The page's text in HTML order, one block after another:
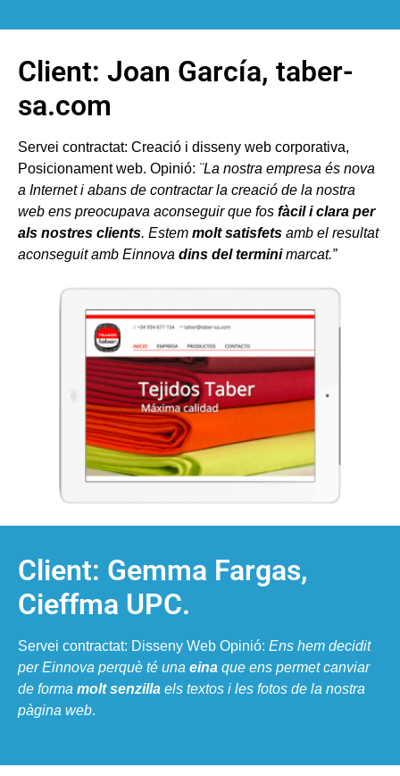
Client: Joan García, taber-
sa.com
Servei contractat: Creació i disseny web corporativa,
Posicionament web. Opinió: ¨La nostra empresa és nova
a Internet i abans de contractar la creació de la nostra
web ens preocupava aconseguir que fos fàcil i clara per
als nostres clients. Estem molt satisfets amb el resultat
aconseguit amb Einnova dins del terminimarcat.”
Client: Gemma Fargas,
Cieffma UPC.
Servei contractat: Disseny Web Opinió: Ens hem decidit
per Einnova perquè té una eina que ens permet canviar
de forma molt senzilla els textos i les fotos de la nostra
pàgina web.